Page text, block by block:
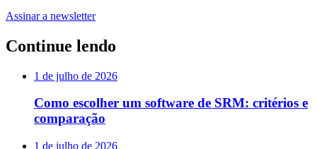
Assinar a newsletter
Continue lendo
1 de julho de 2026
Como escolher um software de SRM: critérios e
comparação
1 de julho de 2026